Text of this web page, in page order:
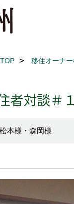
移住オーナ
者対談
本様・森岡様